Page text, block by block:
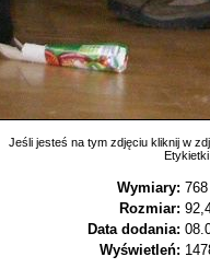
Jeśli jesteś na tym zdjęciu kliknij w
Etykietki:
Wymiary:
Rozmiar:
Data dodania:
Wyświetleń: